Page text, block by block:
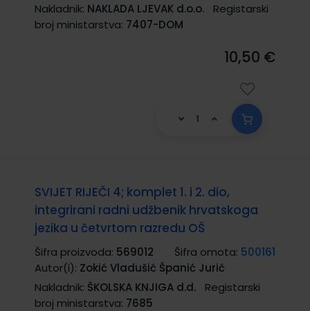
Nakladnik: NAKLADA LJEVAK d.o.o.
Registarski
broj ministarstva: 7407-DOM
10,50 €
SVIJET RIJEČI 4; komplet 1. i 2. dio,
integrirani radni udžbenik hrvatskoga
jezika u četvrtom razredu OŠ
Šifra proizvoda: 569012 Šifra omota: 500161
Autor(i): Zokić Vladušić Španić Jurić
Nakladnik: ŠKOLSKA KNJIGA d.d.
Registarski
broj ministarstva: 7685